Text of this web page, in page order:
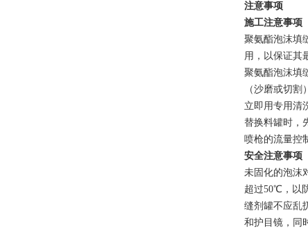
注意事项
施工注意事项
聚氨酯泡沫填
用，以保证其
聚氨酯泡沫填
（沙磨或切
立即用专用清
替换料罐时，
喷枪的流量控
安全注意事项
未固化的泡沫
超过50℃，以
缝剂罐不应乱
和护目镜，同